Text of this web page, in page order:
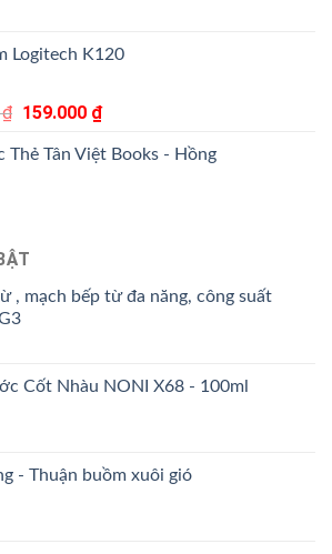
Logitech K120
₫
Giá
là:
159.000 ₫Giá
tại
Thẻ Tân Việt Books - Hồng
, mạch bếp từ đa năng, công suất
Cốt Nhàu NONI X68 - 100ml
- Thuận buồm xuôi gió